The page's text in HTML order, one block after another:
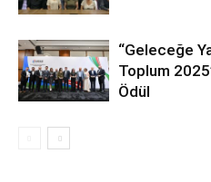
“Geleceğe
Toplum
Ödül